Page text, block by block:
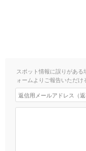
スポット情報に誤りがあ
ォームよりご報告いただけ